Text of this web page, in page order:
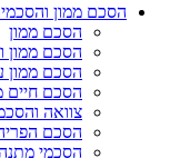
הסכם ממון
הסכם ממון
הסכם ממון
הסכם ממון
הסכם חיים
צוואה
הסכם
הסכמי מתנה